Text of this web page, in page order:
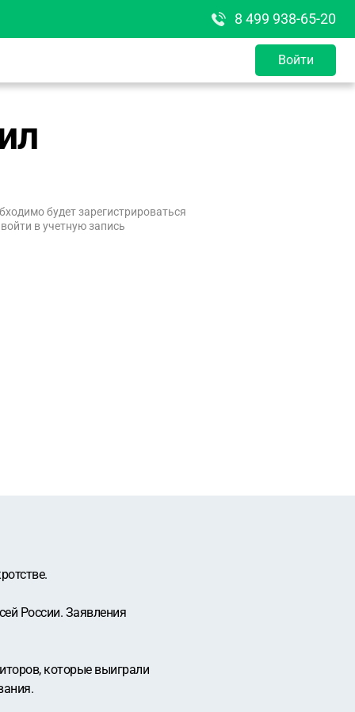
8 499 938-65-20
Войти
будет зарегистрироваться
в учетную запись
России. Заявления
которые выиграли